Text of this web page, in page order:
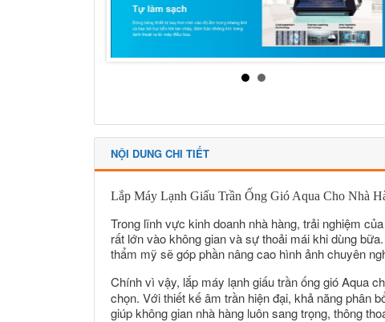
NỘI DUNG CHI TIẾT
Lắp Máy Lạnh Giấu Trần Ống Gió Aqua Cho Nhà
Trong lĩnh vực kinh doanh nhà hàng, trải nghiệm
rất lớn vào không gian và sự thoải mái khi dùng
thẩm mỹ sẽ góp phần nâng cao hình ảnh chuyên
Chính vì vậy, lắp máy lạnh giấu trần ống gió Aqua
chọn. Với thiết kế âm trần hiện đại, khả năng phân
giúp không gian nhà hàng luôn sang trọng, thông